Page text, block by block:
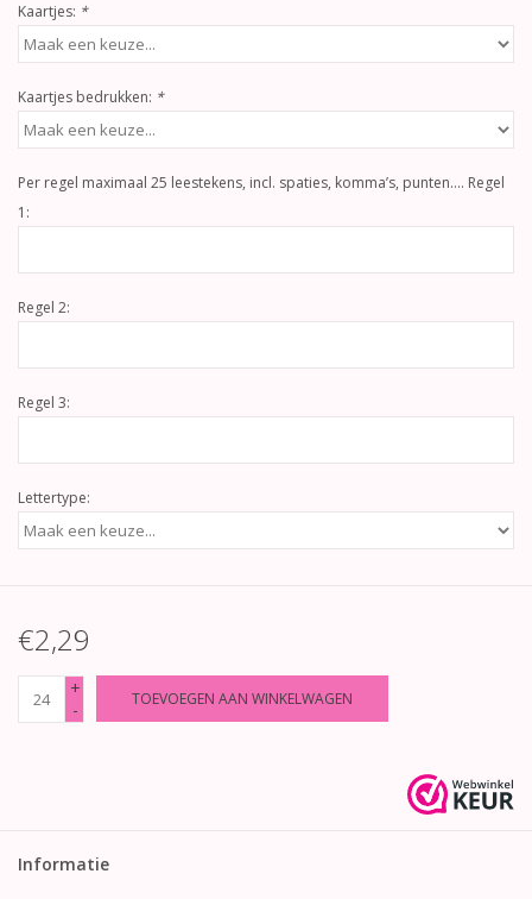
Kaartjes: *
Kaartjes bedrukken: *
Per regel maximaal 25 leestekens, incl. spaties, komma’s, punten…. Regel
1:
Regel 2:
Regel 3:
Lettertype:
€2,29
+
-
TOEVOEGEN AAN WINKELWAGEN
Informatie